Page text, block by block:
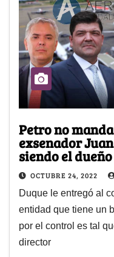
Petro no
exsenador
siendo el dueño
OCTUBRE 24, 2022
Duque le entregó al
entidad que tiene un
por el control es tal
director